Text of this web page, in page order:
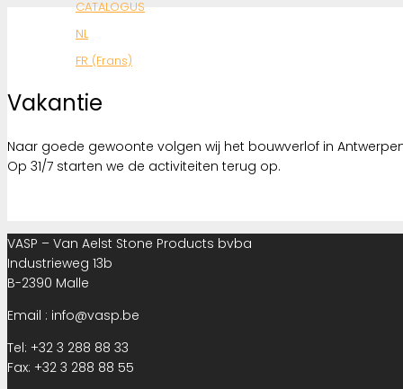
CATALOGUS
NL
FR (Frans)
Vakantie
Naar goede gewoonte volgen wij het bouwverlof in
Op 31/7 starten we de activiteiten terug op.
VASP – Van Aelst Stone Products bvba
Industrieweg 13b
B-2390 Malle
Email : info@vasp.be
Tel: +32 3 288 88 33
Fax: +32 3 288 88 55